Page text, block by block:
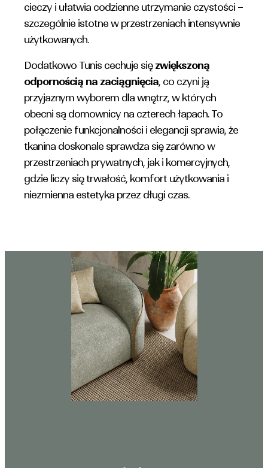
cieczy i ułatwia codzienne utrzymanie czystości –
szczególnie istotne w przestrzeniach intensywnie
użytkowanych.
Dodatkowo Tunis cechuje się zwiększoną
odpornością na zaciągnięcia, co czyni ją
przyjaznym wyborem dla wnętrz, w których
obecni są domownicy na czterech łapach. To
połączenie funkcjonalności i elegancji sprawia, że
tkanina doskonale sprawdza się zarówno w
przestrzeniach prywatnych, jak i komercyjnych,
gdzie liczy się trwałość, komfort użytkowania i
niezmienna estetyka przez długi czas.